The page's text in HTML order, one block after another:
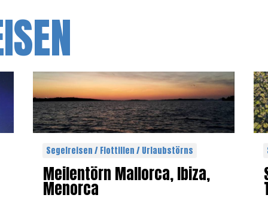
Segelreisen / Flottillen / Urlaubstörns
Meilentörn Mallorca, Ibiza,
Menorca